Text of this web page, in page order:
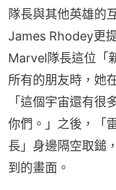
隊長與其他英雄的
James Rhodey更
Marvel隊長這位「
所有的朋友時，她
「這個宇宙還有很
你們。」之後，「
長」身邊隔空取鎚
到的畫面。